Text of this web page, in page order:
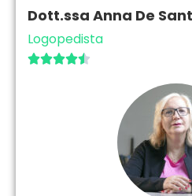
Dott.ssa Anna De
Logopedista
